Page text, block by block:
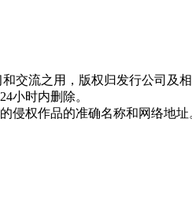
交流之用，版权归发行公司及
小时内删除。
侵权作品的准确名称和网络地